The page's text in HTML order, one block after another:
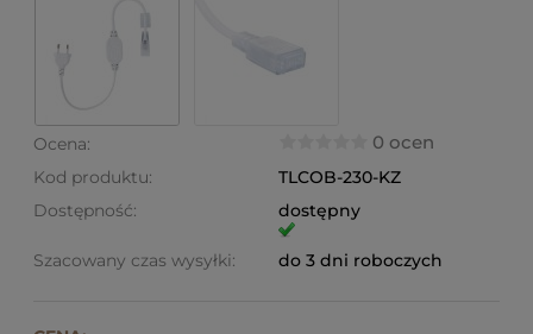
Ocena: 0 ocen
Kod produktu:
TLCOB-230-KZ
Dostępność:
dostępny
Szacowany czas wysyłki: do 3 dni roboczych